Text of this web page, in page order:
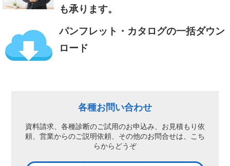
も承ります。
パンフレット・カタログの一括ダウン
ロード
各種お問い合わせ
資料請求、各種診断のご試用のお申込み、 お見積もり依
頼、営業からのご説明依頼、 その他のお問合せは、こち
らからどうぞ